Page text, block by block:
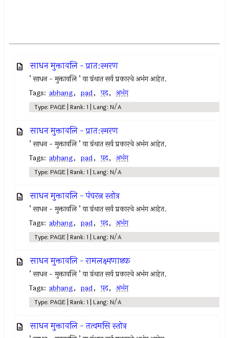
साधन मुक्तावलि - प्रात:स्मरण
’ साधन - मुक्तावलि ’ या ग्रंथात सर्व प्रकारचे अभंग आहेत.
Tags: abhang, pad, पद, अभंग
Type: PAGE | Rank: 1 | Lang: N/A
साधन मुक्तावलि - प्रात:स्मरण
’ साधन - मुक्तावलि ’ या ग्रंथात सर्व प्रकारचे अभंग आहेत.
Tags: abhang, pad, पद, अभंग
Type: PAGE | Rank: 1 | Lang: N/A
साधन मुक्तावलि - पंचरत्न स्तोत्र
’ साधन - मुक्तावलि ’ या ग्रंथात सर्व प्रकारचे अभंग आहेत.
Tags: abhang, pad, पद, अभंग
Type: PAGE | Rank: 1 | Lang: N/A
साधन मुक्तावलि - रामलक्ष्मणाष्टक
’ साधन - मुक्तावलि ’ या ग्रंथात सर्व प्रकारचे अभंग आहेत.
Tags: abhang, pad, पद, अभंग
Type: PAGE | Rank: 1 | Lang: N/A
साधन मुक्तावलि - तत्वमसि स्तोत्र